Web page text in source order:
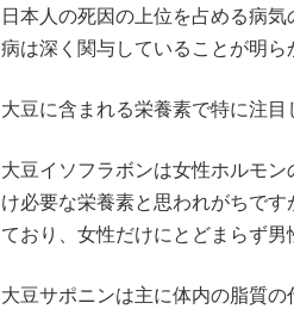
日本人の死因の上位を占める病
病は深く関与していることが明ら
大豆に含まれる栄養素で特に注目
大豆イソフラボンは女性ホルモ
け必要な栄養素と思われがちで
ており、女性だけにとどまらず男
大豆サポニンは主に体内の脂質